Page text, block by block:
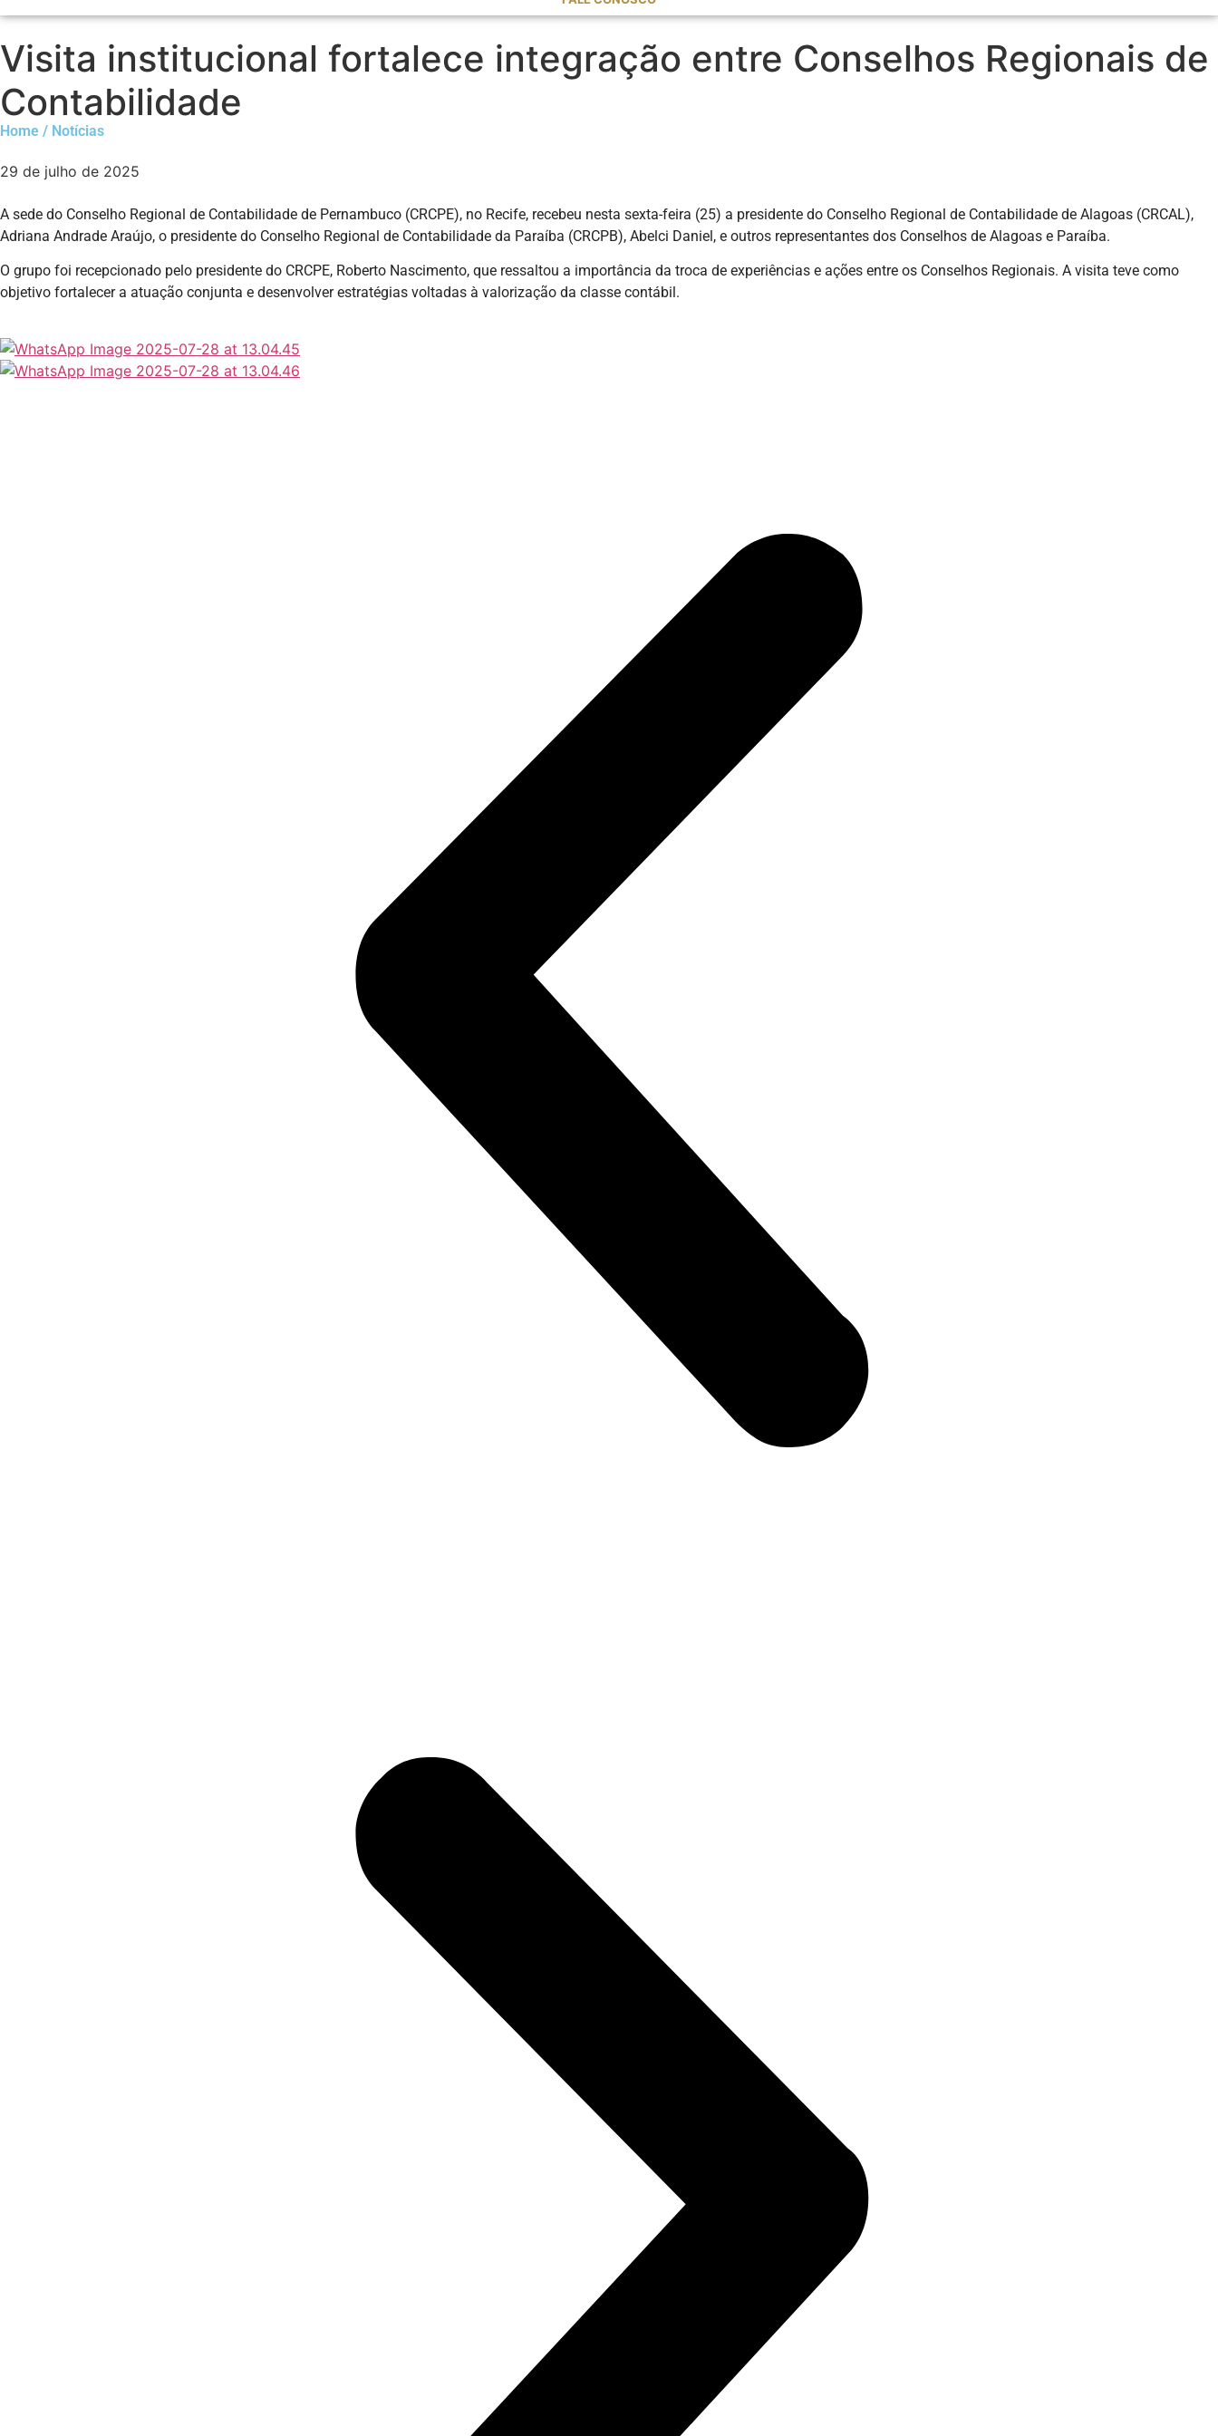
Visita institucional fortalece integração entre Conselhos Regionais de
Contabilidade
Home / Notícias
29 de julho de 2025
A sede do Conselho Regional de Contabilidade de Pernambuco (CRCPE), no Recife, recebeu nesta sexta-feira (25) a presidente do Conselho Regional de Contabilidade de Alagoas (CRCAL),
Adriana Andrade Araújo, o presidente do Conselho Regional de Contabilidade da Paraíba (CRCPB), Abelci Daniel, e outros representantes dos Conselhos de Alagoas e Paraíba.
O grupo foi recepcionado pelo presidente do CRCPE, Roberto Nascimento, que ressaltou a importância da troca de experiências e ações entre os Conselhos Regionais. A visita teve como
objetivo fortalecer a atuação conjunta e desenvolver estratégias voltadas à valorização da classe contábil.